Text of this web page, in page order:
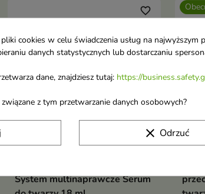
favorite_border
System multinaprawcze Serum
cookies w celu świadczenia usług na
danych statystycznych lub dostarczaniu
dane, znajdziesz tutaj: https://
z tym przetwarzanie danych osobowych?
clear Odrzuć